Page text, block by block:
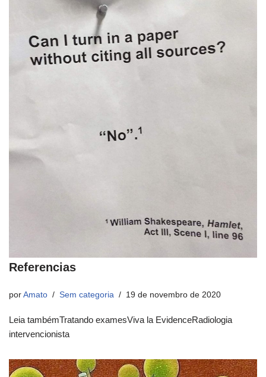
Referencias
por Amato Sem categoria 19 de novembro de 2020
Leia tambémTratando examesViva la EvidenceRadiologia
intervencionista